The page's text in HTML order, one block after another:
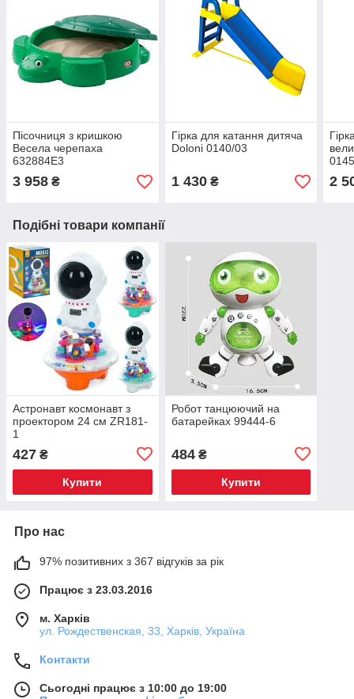
Пісочниця з кришкою
Весела черепаха
632884E3
3 958 ₴
Гірка для катання дитяча
Doloni 0140/03
1 430₴ 2
Подібні товари компанії
Астронавт космонавт з
проектором 24 см ZR181-
1
427 ₴
Купити
Робот танцюючий на
батарейках 99444-6
484₴
Купити
Про нас
97% позитивних з 367 відгуків за рік
Працює з 23.03.2016
м. Харків
ул. Рождественская, 33, Харків, Україна
Контакти
Сьогодні працює з 10:00 до 19:00